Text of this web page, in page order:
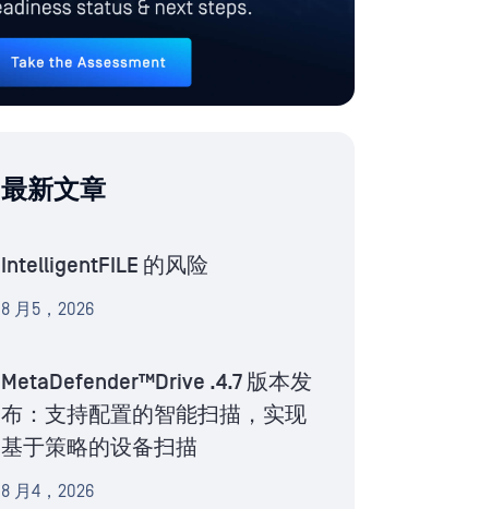
最新文章
IntelligentFILE 的风险
8 月5，2026
MetaDefender™Drive .4.7 版本发
布：支持配置的智能扫描，实现
基于策略的设备扫描
8 月4，2026